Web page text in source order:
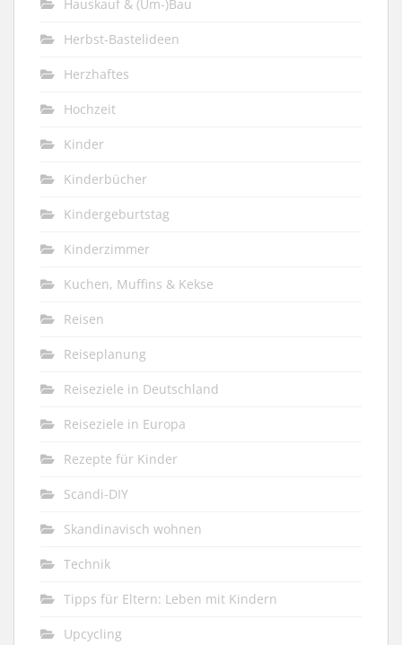
Hauskauf & (Um-)Bau
Herbst-Bastelideen
Herzhaftes
Hochzeit
Kinder
Kinderbücher
Kindergeburtstag
Kinderzimmer
Kuchen, Muffins & Kekse
Reisen
Reiseplanung
Reiseziele in Deutschland
Reiseziele in Europa
Rezepte für Kinder
Scandi-DIY
Skandinavisch wohnen
Technik
Tipps für Eltern: Leben mit Kindern
Upcycling